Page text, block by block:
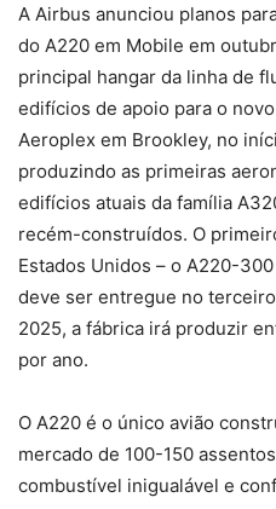
A Airbus anunciou planos
do A220 em Mobile em
principal hangar da linha de
edifícios de apoio para o
Aeroplex em Brookley, no
produzindo as primeiras
edifícios atuais da família
recém-construídos. O
Estados Unidos – o A220-
deve ser entregue no
2025, a fábrica irá produzir
por ano.
O A220 é o único avião
mercado de 100-150
combustível inigualável e